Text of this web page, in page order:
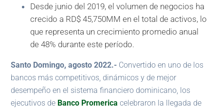
Desde junio del 2019, el volumen de negocios ha
crecido a RD$ 45,750MM en el total de activos, lo
que representa un crecimiento promedio anual
de 48% durante este período.
Santo Domingo, agosto 2022.- Convertido en uno de los
bancos más competitivos, dinámicos y de mejor
desempeño en el sistema financiero dominicano, los
ejecutivos de Banco Promerica celebraron la llegada de